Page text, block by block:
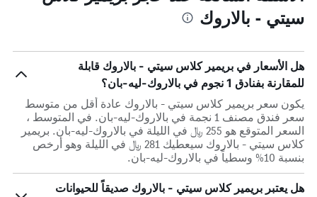
سيتي - بالاروك
هل الأسعار في بريمير كلاس سيتي - بالاروك قابلة
للمقارنة بفنادق 1 نجوم في بالاروك-ليه-بان؟
يكون سعر بريمير كلاس سيتي - بالاروك عادة أقل من متوسط ​​
سعر فندق مصنف 1 نجمة في بالاروك-ليه-بان. في المتوسط ،
السعر المتوقع هو 255 ﷼ في الليلة في بالاروك-ليه-بان. بريمير
كلاس سيتي - بالاروك سيعطيك 281 ﷼ في الليلة وهو أرخص
بنسبة 10% وسطياً في بالاروك-ليه-بان.
هل يعتبر بريمير كلاس سيتي - بالاروك صديقاً للحيوانات